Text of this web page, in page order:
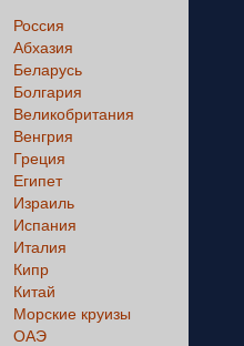
Россия
Абхазия
Беларусь
Болгария
Великобритания
Венгрия
Греция
Египет
Израиль
Испания
Италия
Кипр
Китай
Морские круизы
ОАЭ